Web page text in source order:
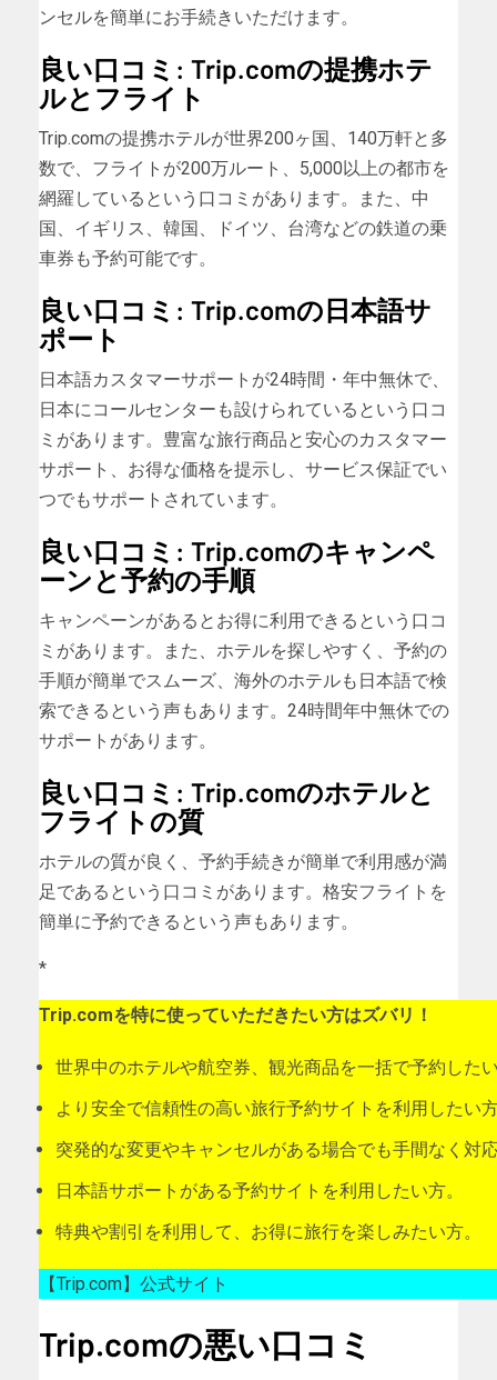
ンセルを簡単にお手続きいただけます。
良い口コミ: Trip.comの提携ホテ
ルとフライト
Trip.comの提携ホテルが世界200ヶ国、140万軒と多
数で、フライトが200万ルート、5,000以上の都市を
網羅しているという口コミがあります。また、中
国、イギリス、韓国、ドイツ、台湾などの鉄道の乗
車券も予約可能です。
良い口コミ: Trip.comの日本語サ
ポート
日本語カスタマーサポートが24時間・年中無休で、
日本にコールセンターも設けられているという口コ
ミがあります。豊富な旅行商品と安心のカスタマー
サポート、お得な価格を提示し、サービス保証でい
つでもサポートされています。
良い口コミ: Trip.comのキャンペ
ーンと予約の手順
キャンペーンがあるとお得に利用できるという口コ
ミがあります。また、ホテルを探しやすく、予約の
手順が簡単でスムーズ、海外のホテルも日本語で検
索できるという声もあります。24時間年中無休での
サポートがあります。
良い口コミ: Trip.comのホテルと
フライトの質
ホテルの質が良く、予約手続きが簡単で利用感が満
足であるという口コミがあります。格安フライトを
簡単に予約できるという声もあります。
*
Trip.comを特に使っていただきたい方はズバリ！
世界中のホテルや航空券、観光商品を一括で予約した
より安全で信頼性の高い旅行予約サイトを利用したい
突発的な変更やキャンセルがある場合でも手間なく対
日本語サポートがある予約サイトを利用したい方。
特典や割引を利用して、お得に旅行を楽しみたい方。
【Trip.com】公式サイト
Trip.comの悪い口コミ